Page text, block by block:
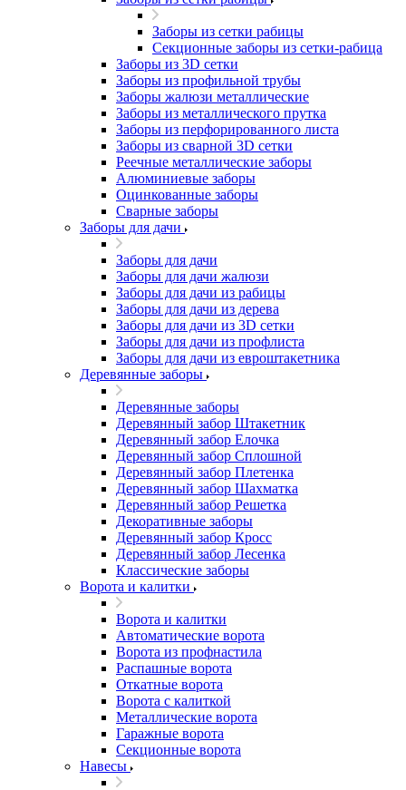
Заборы из сетки рабицы
Секционные заборы из сетки-рабица
Заборы из 3D сетки
Заборы из профильной трубы
Заборы жалюзи металлические
Заборы из металлического прутка
Заборы из перфорированного листа
Заборы из сварной 3D сетки
Реечные металлические заборы
Алюминиевые заборы
Оцинкованные заборы
Сварные заборы
Заборы для дачи
Заборы для дачи
Заборы для дачи жалюзи
Заборы для дачи из рабицы
Заборы для дачи из дерева
Заборы для дачи из 3D сетки
Заборы для дачи из профлиста
Заборы для дачи из евроштакетника
Деревянные заборы
Деревянные заборы
Деревянный забор Штакетник
Деревянный забор Елочка
Деревянный забор Сплошной
Деревянный забор Плетенка
Деревянный забор Шахматка
Деревянный забор Решетка
Декоративные заборы
Деревянный забор Кросс
Деревянный забор Лесенка
Классические заборы
Ворота и калитки
Ворота и калитки
Автоматические ворота
Ворота из профнастила
Распашные ворота
Откатные ворота
Ворота с калиткой
Металлические ворота
Гаражные ворота
Секционные ворота
Навесы